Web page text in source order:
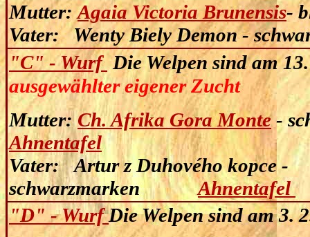
Mutter:Agaia Victoria Brunensis-
Vater: Wenty Biely Demon -
"C" - Wurf Die Welpen sind am
ausgewählter eigener Zucht
Mutter:Ch. Afrika Gora Monte-
Ahnentafel
Vater:Artur z Duhového kopce -
schwarzmarkenAhnentafel
"D" - WurfDie Welpen sind am 3.